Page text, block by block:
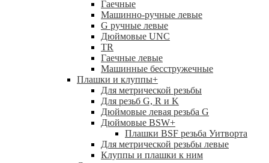
Гаечные
Машинно-ручные левые
G ручные левые
Дюймовые UNC
TR
Гаечные левые
Машинные бесстружечные
Плашки и клуппы+
Для метрической резьбы
Для резьб G, R и K
Дюймовые левая резьба G
Дюймовые BSW+
Плашки BSF резьба Уитворта
Для метрической резьбы левые
Клуппы и плашки к ним